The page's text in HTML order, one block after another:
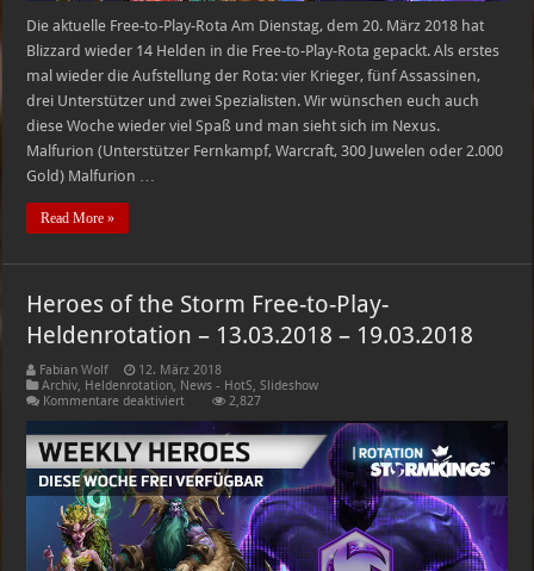
Die aktuelle Free-to-Play-Rota Am Dienstag, dem 20. März 2018 hat
Blizzard wieder 14 Helden in die Free-to-Play-Rota gepackt. Als erstes
mal wieder die Aufstellung der Rota: vier Krieger, fünf Assassinen,
drei Unterstützer und zwei Spezialisten. Wir wünschen euch auch
diese Woche wieder viel Spaß und man sieht sich im Nexus.
Malfurion (Unterstützer Fernkampf, Warcraft, 300 Juwelen oder 2.000
Gold) Malfurion …
Read More »
Heroes of the Storm Free-to-Play-
Heldenrotation – 13.03.2018 – 19.03.2018
Fabian Wolf
12. März 2018
Archiv, Heldenrotation, News - HotS,Slideshow
Kommentare deaktiviertfür
of
the
Storm
Free-
to-
Play-
Heldenrotation
–
13.03.2018
2,827